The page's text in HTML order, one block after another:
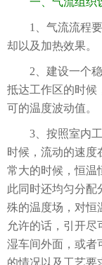
1、气流流程要
却以及加热效果。
2、建设一个稳
抵达工作区的时候
可的温度波动值。
3、按照室内工
时候，流动的速度
常大的时候，恒温
此同时还均匀分配
殊的温度场，对恒
允许的话，引开尽
湿车间外面，或者